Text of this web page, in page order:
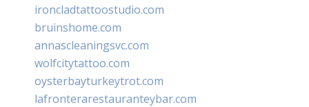
ironcladtattoostudio.com
bruinshome.com
annascleaningsvc.com
wolfcitytattoo.com
oysterbayturkeytrot.com
lafronterarestauranteybar.com